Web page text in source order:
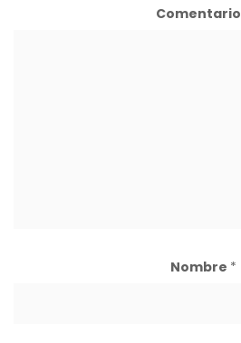
Comentario
Nombre *